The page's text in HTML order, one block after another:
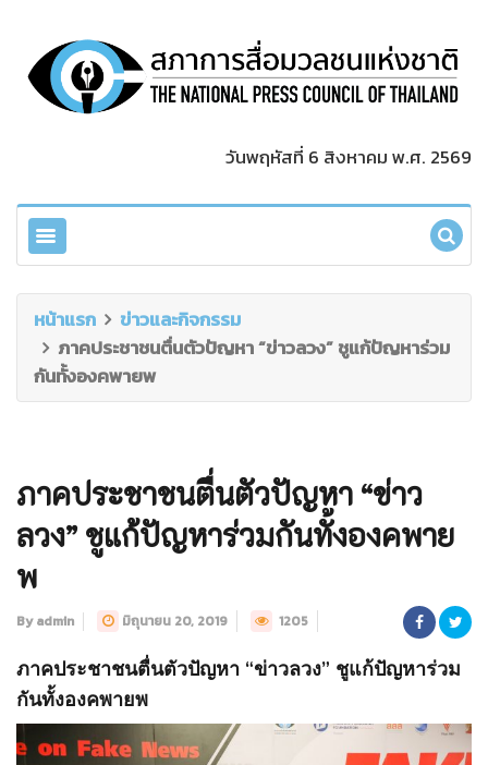
วันพฤหัสที่ 6 สิงหาคม พ.ศ. 2569
หน้าแรก
ข่าวและกิจกรรม
ภาคประชาชนตื่นตัวปัญหา “ข่าวลวง” ชูแก้ปัญหาร่วม
กันทั้งองคพายพ
ภาคประชาชนตื่นตัวปัญหา “ข่าว
ลวง” ชูแก้ปัญหาร่วมกันทั้งองคพาย
พ
By admin มิถุนายน 20, 2019 1205
ภาคประชาชนตื่นตัวปัญหา “ข่าวลวง” ชูแก้ปัญหาร่วม
กันทั้งองคพายพ